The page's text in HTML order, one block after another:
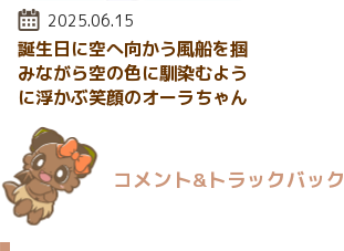
投稿日:
2025.06.15
誕生日に空へ向かう風船を掴
みながら空の色に馴染むよう
に浮かぶ笑顔のオーラちゃん
コメント&トラックバック